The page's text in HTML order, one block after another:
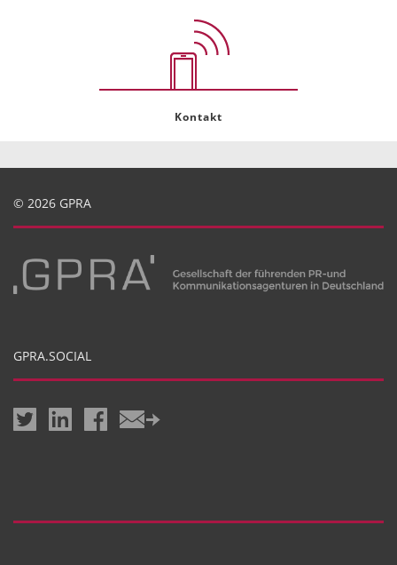
Kontakt
© 2026 GPRA
GPRA.SOCIAL